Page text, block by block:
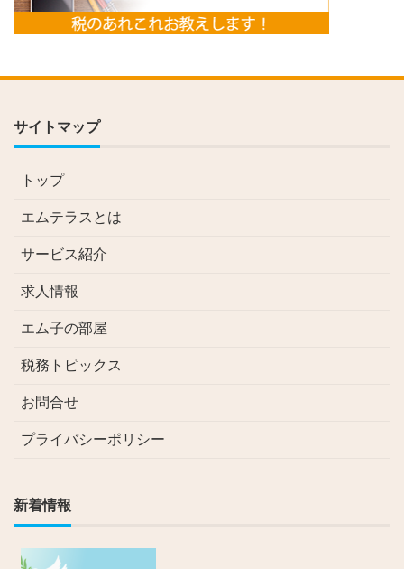
サイトマップ
トップ
エムテラスとは
サービス紹介
求人情報
エム子の部屋
税務トピックス
お問合せ
プライバシーポリシー
新着情報